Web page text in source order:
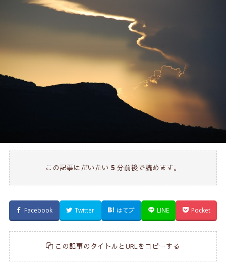
この記事はだいたい 5 分前後で読めます。
Facebook Twitter はてブ LINE Pocket
この記事のタイトルとURLをコピーする